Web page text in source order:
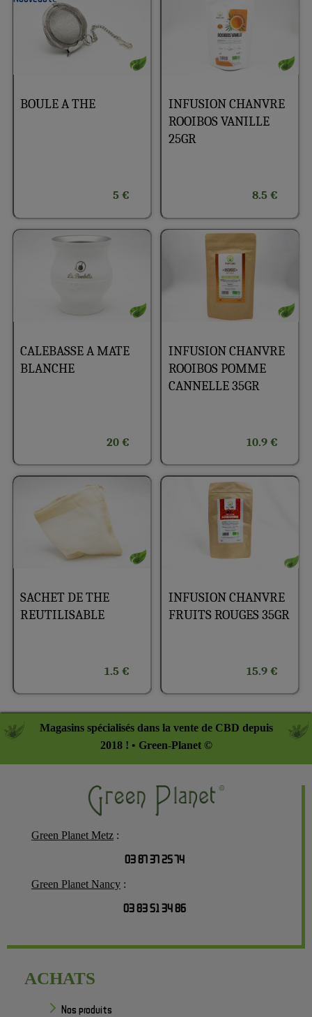
BOULE A THE
5 €
INFUSION CHANVRE
ROOIBOS VANILLE
25GR
8.5 €
CALEBASSE A MATE
BLANCHE
20 €
INFUSION CHANVRE
ROOIBOS POMME
CANNELLE 35GR
10.9 €
SACHET DE THE
REUTILISABLE
1.5 €
INFUSION CHANVRE
FRUITS ROUGES 35GR
15.9 €
Magasins spécialisés dans la vente de CBD depuis
2018 ! • Green-Planet ©
Green Planet Metz :
03 87 37 25 74
Green Planet Nancy :
03 83 51 34 86
ACHATS
Nos produits